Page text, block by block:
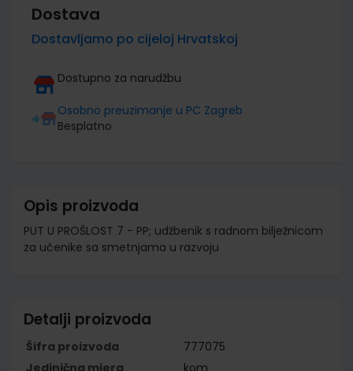
Dostava
Dostavljamo po cijeloj Hrvatskoj
Dostupno za narudžbu
Osobno preuzimanje u PC Zagreb
Besplatno
Opis proizvoda
PUT U PROŠLOST 7 - PP; udžbenik s radnom bilježnicom
za učenike sa smetnjama u razvoju
Detalji proizvoda
Šifra proizvoda
777075
Jedinična mjera
kom